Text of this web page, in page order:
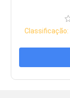
Classificação: